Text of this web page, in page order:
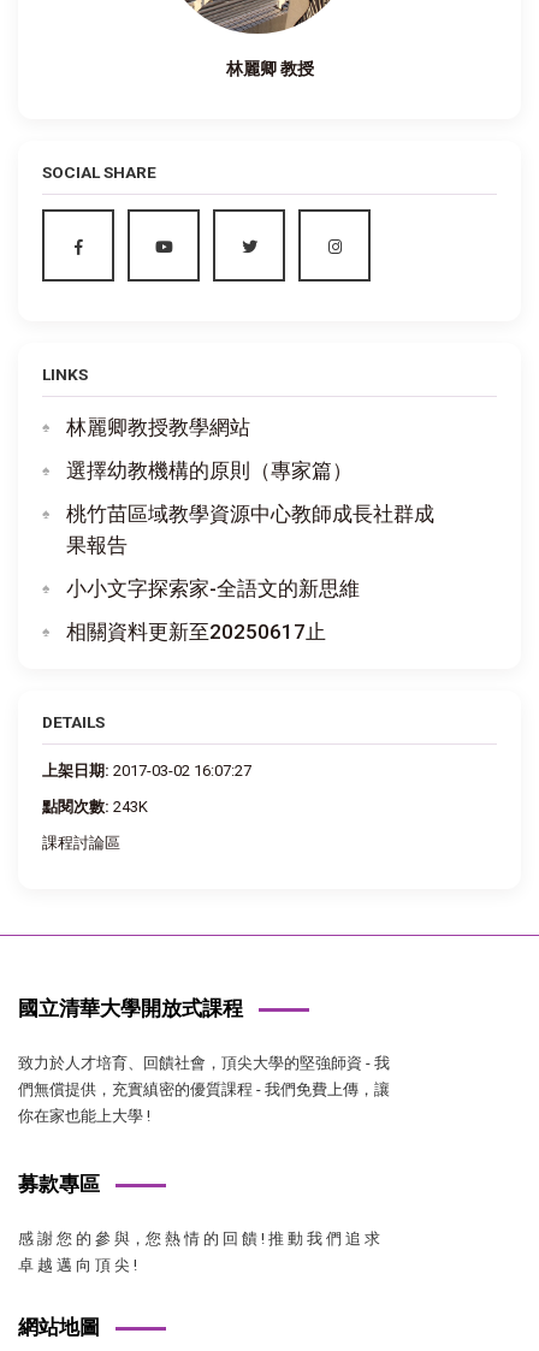
林麗卿 教授
SOCIAL SHARE
LINKS
林麗卿教授教學網站
選擇幼教機構的原則（專家篇）
桃竹苗區域教學資源中心教師成長社群成
果報告
小小文字探索家-全語文的新思維
相關資料更新至20250617止
DETAILS
上架日期: 2017-03-02 16:07:27
點閱次數: 243K
課程討論區
國立清華大學開放式課程
致力於人才培育、回饋社會，頂尖大學的堅強師資 - 我
們無償提供，充實縝密的優質課程 - 我們免費上傳，讓
你在家也能上大學 !
募款專區
感 謝 您 的 參 與，您 熱 情 的 回 饋 ! 推 動 我 們 追 求
卓 越 邁 向 頂 尖 !
網站地圖